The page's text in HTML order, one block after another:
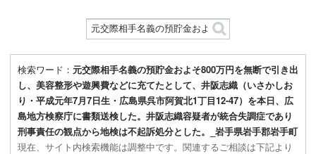
検索ワード： 元交際相手名義の預貯金およそ800万円を無断で引き出
し、美容整形や遊興費などに充てたとして、井阪志織（いさかしお
り・平成元年7月7日生・広島県呉市阿賀北1丁目12-47）を本日、広
島地方検察庁に書類送検した。井阪志織容疑者が統合失調症であり
刑事責任の観点から地検は不起訴処分とした。_岩手県岩手郡岩手町
現在、サイト内検索機能は調整中です。関連するご相談は下記より